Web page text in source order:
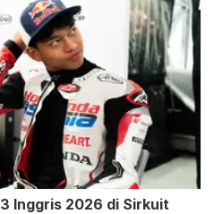
Inggris 2026 di Sirkuit